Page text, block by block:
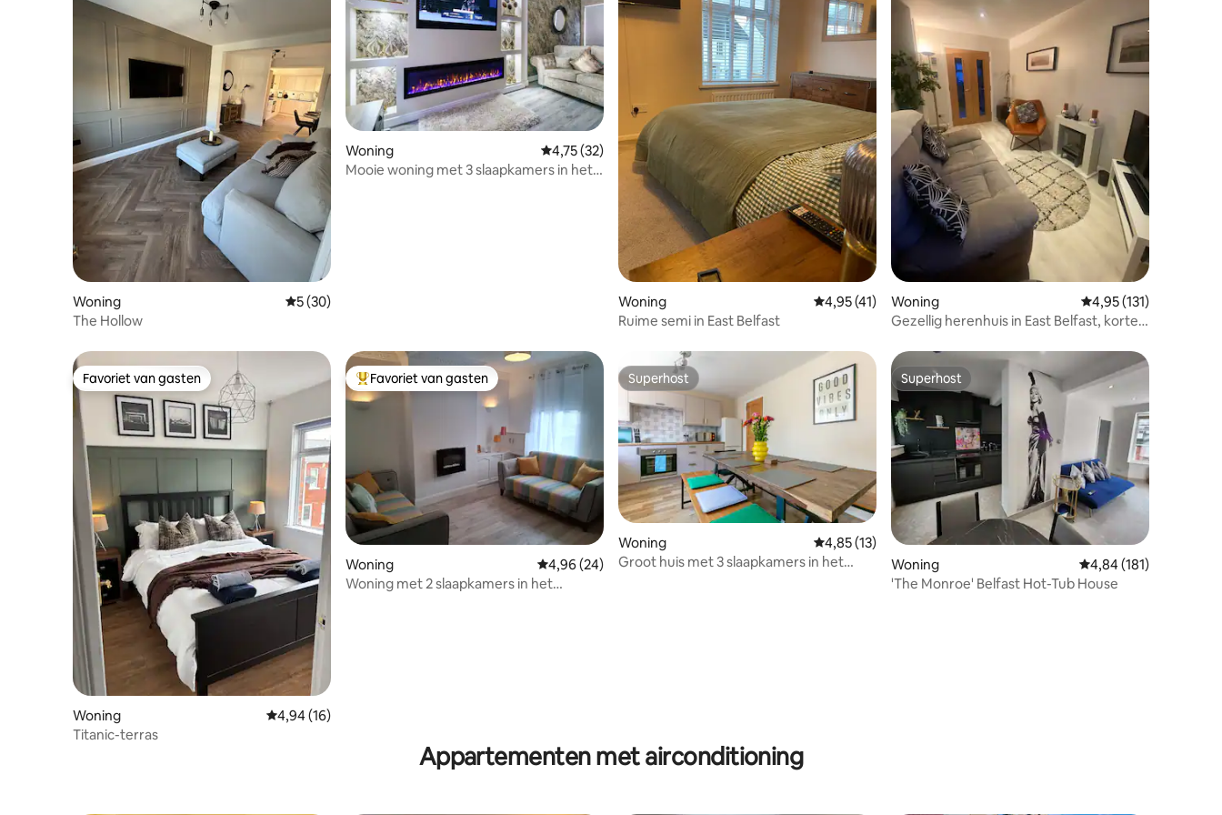
Woning Gemiddelde beoordeling van 5 op 5, 30 recensies
5 (30)
The Hollow
Woning Gemiddelde beoordeling van 4,75 op 5, 32 recensies
4,75 (32)
Mooie woning met 3 slaapkamers in het
Woning Gemiddelde beoordeling van 4,95 op 5, 41 recensies
4,95 (41)
Ruime semi in East Belfast
Woning Gemiddelde
4,95 (131)
Gezellig herenhuis in East Belfast, korte
Favoriet van gasten
Favoriet van gasten
Woning Gemiddelde beoordeling van 4,94 op 5, 16 recensies
4,94 (16)
Titanic-terras
Topfavoriet van gasten
Favoriet van gasten
Woning Gemiddelde beoordeling van 4,96 op 5, 24 recensies
4,96 (24)
Woning met 2 slaapkamers in het
Superhost
Superhost
Woning Gemiddelde beoordeling van 4,85 op 5, 13 recensies
4,85 (13)
Groot huis met 3 slaapkamers in het
Superhost
Superhost
Woning Gemiddelde
4,84 (181)
'The Monroe' Belfast Hot-Tub House
Appartementen met airconditioning